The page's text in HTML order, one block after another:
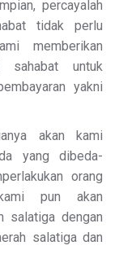
percayalah
tidak perlu
memberikan
sahabat untuk
yakni
akan kami
yang dibeda-
orang
pun akan
salatiga dengan
salatiga dan